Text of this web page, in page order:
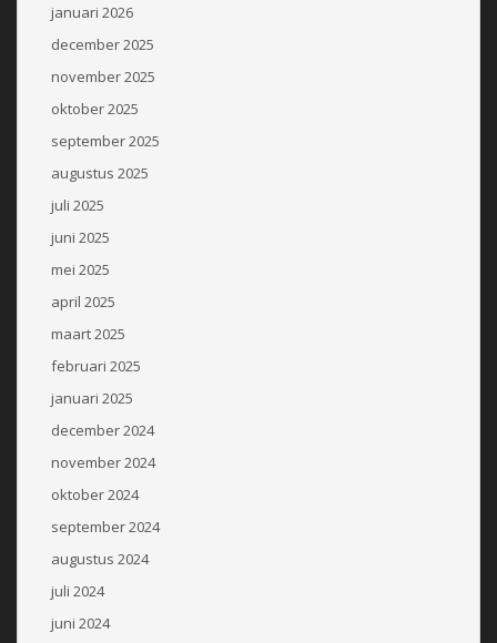
januari 2026
december 2025
november 2025
oktober 2025
september 2025
augustus 2025
juli 2025
juni 2025
mei 2025
april 2025
maart 2025
februari 2025
januari 2025
december 2024
november 2024
oktober 2024
september 2024
augustus 2024
juli 2024
juni 2024